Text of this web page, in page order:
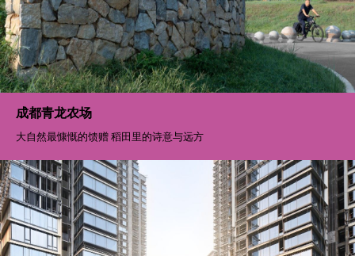
成都青龙农场
大自然最慷慨的馈赠 稻田里的诗意与远方